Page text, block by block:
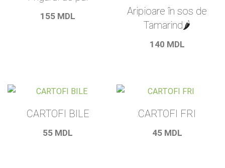
155 MDL
Aripioare în sos de
Tamarind🌶️
140 MDL
CARTOFI BILE
55 MDL
CARTOFI FRI
45 MDL